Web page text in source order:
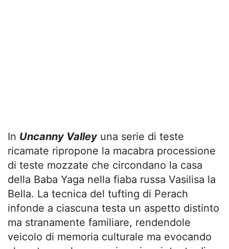
In Uncanny Valley una serie di teste
ricamate ripropone la macabra processione
di teste mozzate che circondano la casa
della Baba Yaga nella fiaba russa Vasilisa la
Bella. La tecnica del tufting di Perach
infonde a ciascuna testa un aspetto distinto
ma stranamente familiare, rendendole
veicolo di memoria culturale ma evocando